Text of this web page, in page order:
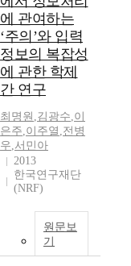
에 관여하는
‘주의’와 입력
정보의 복잡성
에 관한 학제
간 연구
최명원 ,김광수,이
은주,이주열 ,전병
우,서민아
2013
한국연구재단
(NRF)
원문보
기